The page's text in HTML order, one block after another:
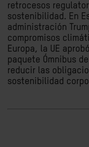
retrocesos
sostenibilidad. En
administración
compromisos
Europa, la UE
paquete Ómnibus
reducir las
sostenibilidad